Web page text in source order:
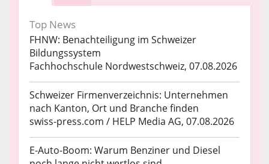
Top News
FHNW: Benachteiligung im Schweizer
Bildungssystem
Fachhochschule Nordwestschweiz, 07.08.2026
Schweizer Firmenverzeichnis: Unternehmen
nach Kanton, Ort und Branche finden
swiss-press.com / HELP Media AG, 07.08.2026
E-Auto-Boom: Warum Benziner und Diesel